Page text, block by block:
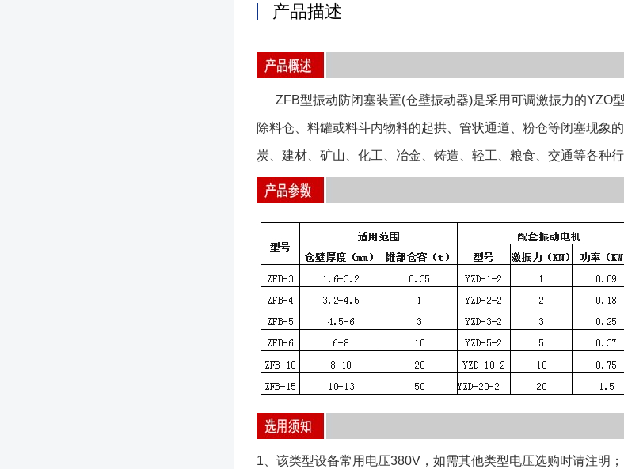
产品描述
ZFB型振动防闭塞装置(仓壁振动器)是采用可调激振力的YZO
除料仓、料罐或料斗内物料的起拱、管状通道、粉仓等闭塞现象
炭、建材、矿山、化工、冶金、铸造、轻工、粮食、交通等各种行
1、该类型设备常用电压380V，如需其他类型电压选购时请注明；